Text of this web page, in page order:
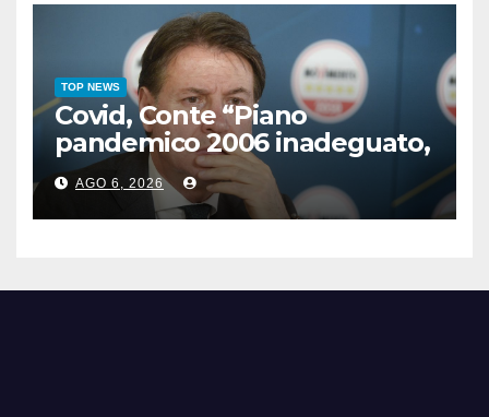
TOP NEWS
Covid, Conte “Piano
pandemico 2006 inadeguato,
virus senza precedenti”
AGO 6, 2026